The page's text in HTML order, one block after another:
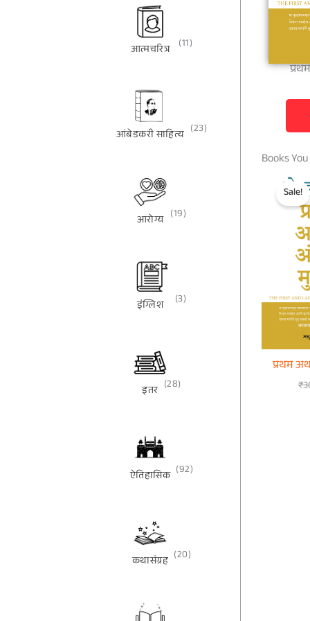
आत्मचरित्र (11)
आंबेडकरी साहित्य (23)
आरोग्य (19)
इंग्लिश (3)
इतर (28)
ऐतिहासिक (92)
कथासंग्रह (20)
Books
Sale!
प्रथम
₹